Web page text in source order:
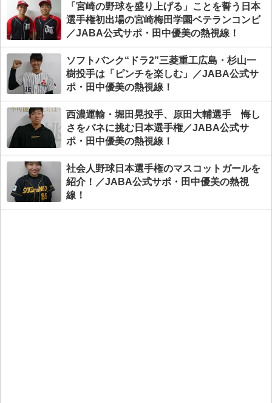
「宮崎の野球を盛り上げる」ことを誓う日本
選手権初出場の宮崎梅田学園ベテランコンビ
／JABA公式サポ・田中優美の熱視線！
ソフトバンク“ドラ2”三菱重工広島・杉山一
樹投手は「ピンチを楽しむ」／JABA公式サ
ポ・田中優美の熱視線！
西濃運輸・堀田晃投手、原田大輔選手 悔し
さをバネに挑む日本選手権／JABA公式サ
ポ・田中優美の熱視線！
社会人野球日本選手権のマスコットガールを
紹介！／JABA公式サポ・田中優美の熱視
線！